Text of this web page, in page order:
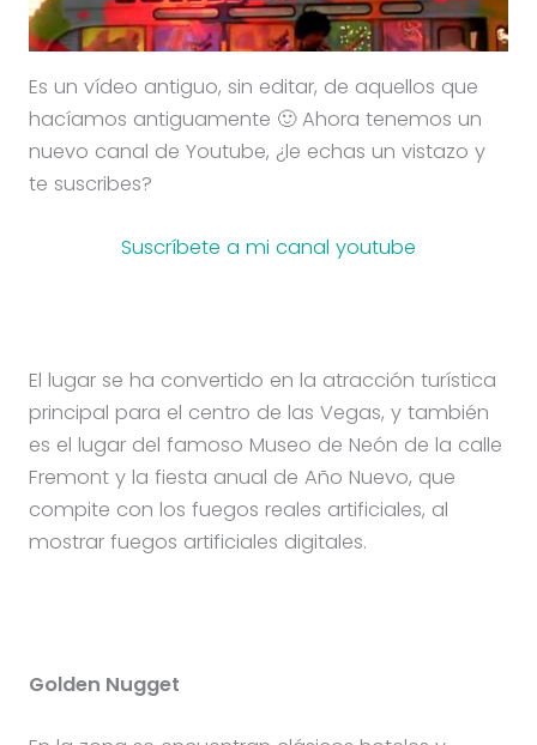
Es un vídeo antiguo, sin editar, de aquellos que
hacíamos antiguamente 🙂 Ahora tenemos un
nuevo canal de Youtube, ¿le echas un vistazo y
te suscribes?
Suscríbete a mi canal youtube
El lugar se ha convertido en la atracción turística
principal para el centro de las Vegas, y también
es el lugar del famoso Museo de Neón de la calle
Fremont y la fiesta anual de Año Nuevo, que
compite con los fuegos reales artificiales, al
mostrar fuegos artificiales digitales.
Golden Nugget